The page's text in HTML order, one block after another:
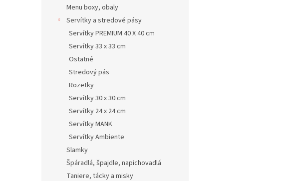
Menu boxy, obaly
Servítky a stredové pásy
Servítky PREMIUM 40 X 40 cm
Servítky 33 x 33 cm
Ostatné
Stredový pás
Rozetky
Servítky 30 x 30 cm
Servítky 24 x 24 cm
Servítky MANK
Servítky Ambiente
Slamky
Špáradlá, špajdle, napichovadlá
Taniere, tácky a misky